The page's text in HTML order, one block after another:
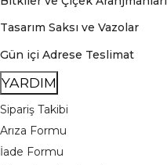
Tasarım Saksı ve Vazolar
Gün içi Adrese Teslimat
YARDIM
Sipariş Takibi
Arıza Formu
İade Formu